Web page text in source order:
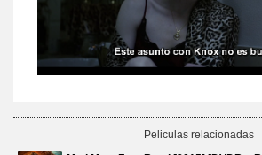
Peliculas relacionadas